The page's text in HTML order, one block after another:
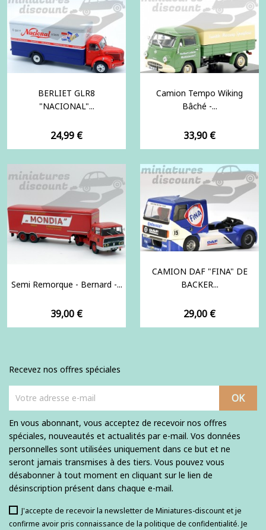
BERLIET GLR8
"NACIONAL"...
Prix
24,99 €
Camion Tempo Wiking
Bâché -...
Prix
33,90 €
Semi Remorque - Bernard -...
Prix
39,00 €
CAMION DAF "FINA" DE
BACKER...
Prix
29,00 €
Recevez nos offres spéciales
En vous abonnant, vous acceptez de recevoir nos offres
spéciales, nouveautés et actualités par e-mail. Vos données
personnelles sont utilisées uniquement dans ce but et ne
seront jamais transmises à des tiers. Vous pouvez vous
désabonner à tout moment en cliquant sur le lien de
désinscription présent dans chaque e-mail.
J'accepte de recevoir la newsletter de Miniatures-discount et je
confirme avoir pris connaissance de la politique de confidentialité. Je